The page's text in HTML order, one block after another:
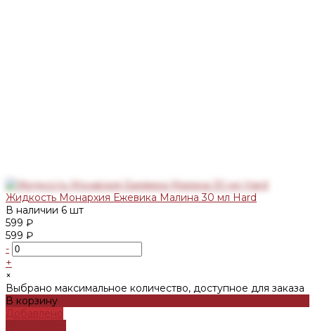
Жидкость Монархия Ежевика Малина 30 мл Hard
В наличии 6 шт
599 ₽
599 ₽
-
+
×
Выбрано максимальное количество, доступное для заказа
В корзину
Добавлено